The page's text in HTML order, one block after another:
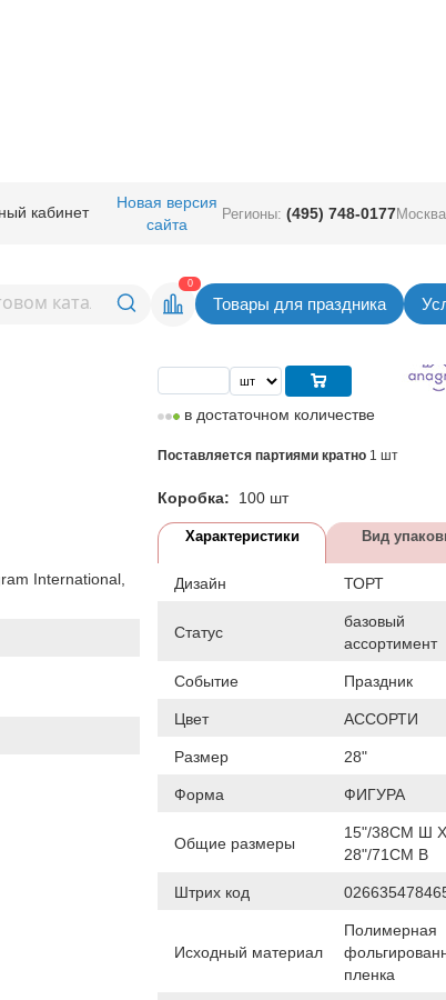
кабинет
Новая версия
сайта
Регионы: (495) 748-0177
0
Товары для праздника
Вернуться в раздел Фигура
International,
в достаточном количестве
Поставляется партиями кратно 1 шт
Коробка: 100 шт
Характеристики Вид
Дизайн ТОРТ
Статус
базовый
ассортимент
Событие Праздник
Цвет АССОРТИ
Размер 28"
Форма ФИГУРА
Общие размеры
15"/38СМ Ш X
28"/71СМ В
Штрих код
Исходный материал
Полимерная
пленка